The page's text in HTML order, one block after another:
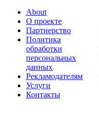
About
О проекте
Партнерство
Политика
обработки
персональных
данных
Рекламодателям
Услуги
Контакты